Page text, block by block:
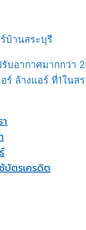
บ้านสระบุรี
บอากาศมากกว่า
ร์ ล้างแอร์ ที่1ในส
บัตรเครดิต